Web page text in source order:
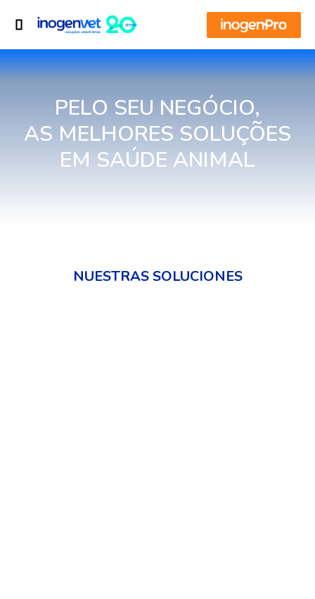
PELO SEU NEGÓCIO,
AS MELHORES SOLUÇÕES
EM SAÚDE ANIMAL
NUESTRAS SOLUCIONES